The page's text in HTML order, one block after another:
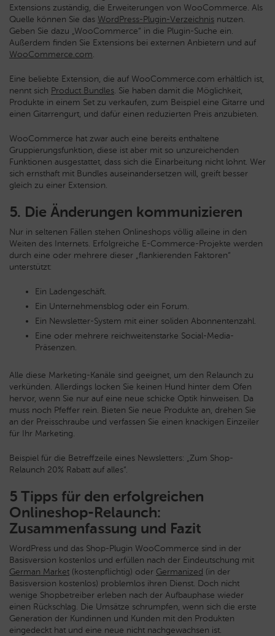
Extensions zuständig, die Erweiterungen von WooCommerce. Als
Quelle können Sie das WordPress-Plugin-Verzeichnis nutzen.
Geben Sie dazu „WooCommerce“ in die Plugin-Suche ein.
Außerdem finden Sie Extensions bei externen Anbietern und auf
WooCommerce.com.
Eine beliebte Extension, die auf WooCommerce.com erhältlich ist,
nennt sich Product Bundles. Sie haben damit die Möglichkeit,
Produkte in einem Set zu verkaufen, zum Beispiel eine Gitarre und
einen Gitarrengurt, und dafür einen reduzierten Preis anzubieten.
WooCommerce hat zwar auch eine bereits enthaltene
Gruppierungsfunktion, diese ist aber mit so unzureichenden
Funktionen ausgestattet, dass sich die Einarbeitung nicht lohnt. Wer
sich ernsthaft mit Bundles auseinandersetzen will, greift besser
gleich zu einer Extension.
5. Die Änderungen kommunizieren
Nur in seltenen Fällen stehen Onlineshops völlig alleine in den
Weiten des Internets. Erfolgreiche E-Commerce-Projekte werden
durch eine oder mehrere dieser „flankierenden Faktoren“
unterstützt:
Ein Ladengeschäft.
Ein Unternehmensblog oder ein Forum.
Ein Newsletter-System mit einer soliden Abonnentenzahl.
Eine oder mehrere reichweitenstarke Social-Media-
Präsenzen.
Alle diese Marketing-Kanäle sind geeignet, um den Relaunch zu
verkünden. Allerdings locken Sie keinen Hund hinter dem Ofen
hervor, wenn Sie nur auf eine neue schicke Optik hinweisen. Da
muss noch Pfeffer rein. Bieten Sie neue Produkte an, drehen Sie
an der Preisschraube und verfassen Sie einen knackigen Einzeiler
für Ihr Marketing.
Beispiel für die Betreffzeile eines Newsletters: „Zum Shop-
Relaunch 20% Rabatt auf alles“.
5 Tipps für den erfolgreichen
Onlineshop-Relaunch:
Zusammenfassung und Fazit
WordPress und das Shop-Plugin WooCommerce sind in der
Basisversion kostenlos und erfüllen nach der Eindeutschung mit
German Market (kostenpflichtig) oder Germanized (in der
Basisversion kostenlos) problemlos ihren Dienst. Doch nicht
wenige Shopbetreiber erleben nach der Aufbauphase wieder
einen Rückschlag. Die Umsätze schrumpfen, wenn sich die erste
Generation der Kundinnen und Kunden mit den Produkten
eingedeckt hat und eine neue nicht nachgewachsen ist.